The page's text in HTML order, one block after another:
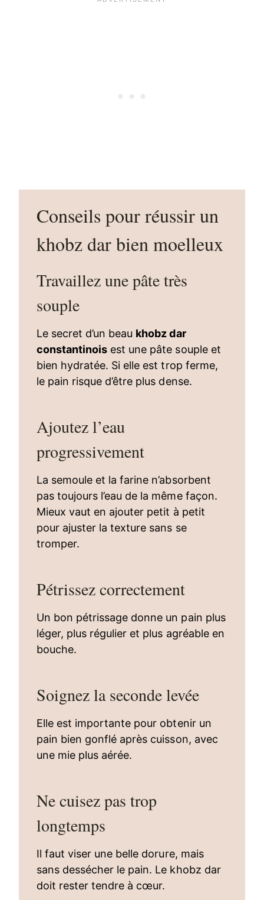
Conseils pour réussir un
khobz dar bien moelleux
Travaillez une pâte très
souple
Le secret d’un beau khobz dar
constantinois est une pâte souple et
bien hydratée. Si elle est trop ferme,
le pain risque d’être plus dense.
Ajoutez l’eau
progressivement
La semoule et la farine n’absorbent
pas toujours l’eau de la même façon.
Mieux vaut en ajouter petit à petit
pour ajuster la texture sans se
tromper.
Pétrissez correctement
Un bon pétrissage donne un pain plus
léger, plus régulier et plus agréable en
bouche.
Soignez la seconde levée
Elle est importante pour obtenir un
pain bien gonflé après cuisson, avec
une mie plus aérée.
Ne cuisez pas trop
longtemps
Il faut viser une belle dorure, mais
sans dessécher le pain. Le khobz dar
doit rester tendre à cœur.